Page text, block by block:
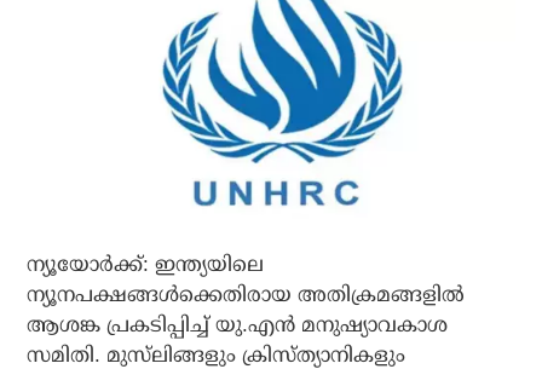
ന്യൂയോര്‍ക്ക്: ഇന്ത്യയിലെ
ന്യൂനപക്ഷങ്ങള്‍ക്കെതിരായ അതിക്രമങ്ങളില്‍
ആശങ്ക പ്രകടിപ്പിച്ച് യു.എന്‍ മനുഷ്യാവകാശ
സമിതി. മുസ്‌ലിങ്ങളും ക്രിസ്ത്യാനികളും